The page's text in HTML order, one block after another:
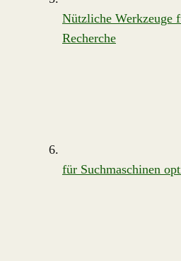
Nützliche Werkzeuge
Recherche
für Suchmaschinen